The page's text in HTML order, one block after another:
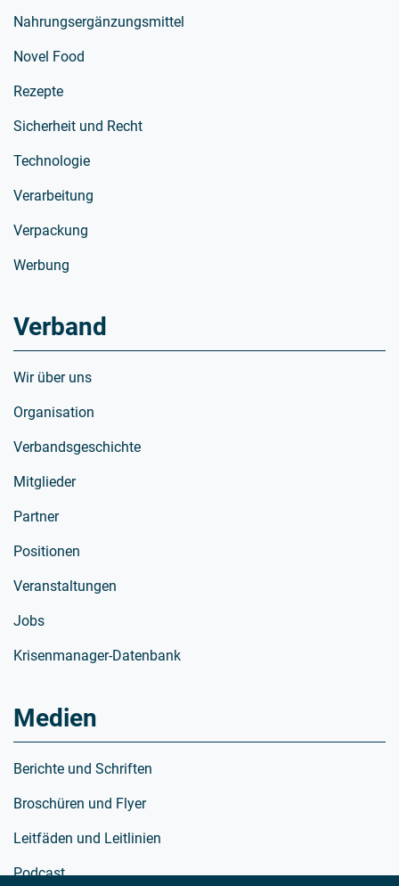
Nahrungsergänzungsmittel
Novel Food
Rezepte
Sicherheit und Recht
Technologie
Verarbeitung
Verpackung
Werbung
Verband
Wir über uns
Organisation
Verbandsgeschichte
Mitglieder
Partner
Positionen
Veranstaltungen
Jobs
Krisenmanager-Datenbank
Medien
Berichte und Schriften
Broschüren und Flyer
Leitfäden und Leitlinien
Podcast